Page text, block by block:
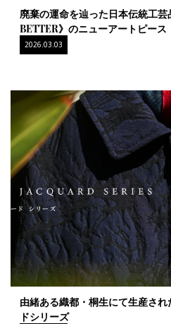
廃棄の運命を辿った日本伝統工
BETTER》のニューアートピース
2026.03.03
由緒ある織都・桐生にて生産さ
ドシリーズ